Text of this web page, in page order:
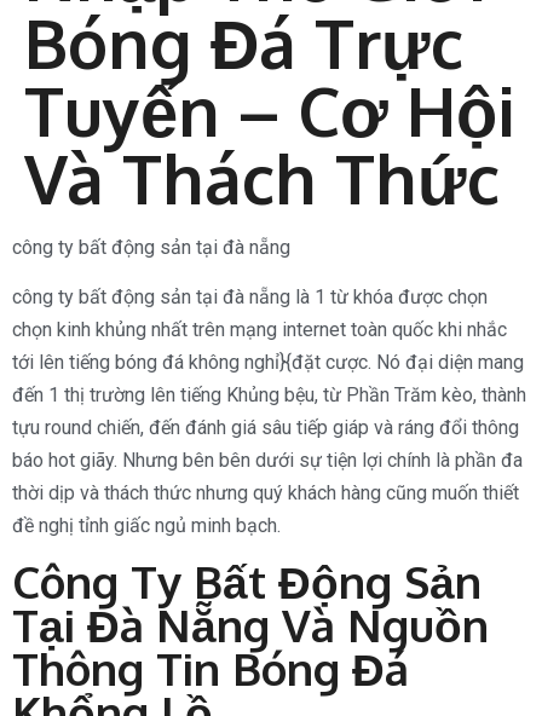
Bóng Đá Trực
Tuyến – Cơ Hội
Và Thách Thức
công ty bất động sản tại đà nẵng
công ty bất động sản tại đà nẵng là 1 từ khóa được chọn
chọn kinh khủng nhất trên mạng internet toàn quốc khi nhắc
tới lên tiếng bóng đá không nghỉ}{đặt cược. Nó đại diện mang
đến 1 thị trường lên tiếng Khủng bệu, từ Phần Trăm kèo, thành
tựu round chiến, đến đánh giá sâu tiếp giáp và ráng đổi thông
báo hot giãy. Nhưng bên bên dưới sự tiện lợi chính là phần đa
thời dịp và thách thức nhưng quý khách hàng cũng muốn thiết
đề nghị tỉnh giấc ngủ minh bạch.
Công Ty Bất Động Sản
Tại Đà Nẵng Và Nguồn
Thông Tin Bóng Đá